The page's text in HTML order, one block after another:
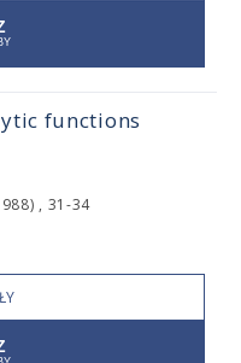
functions
, 31-34